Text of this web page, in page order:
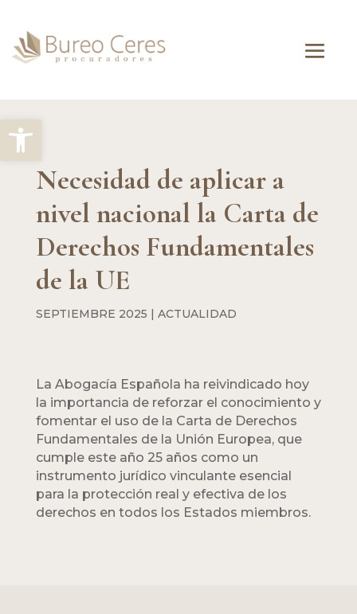
Abrir barra de herramientas
Necesidad de aplicar a
nivel nacional la Carta de
Derechos Fundamentales
de la UE
SEPTIEMBRE 2025 | ACTUALIDAD
La Abogacía Española ha reivindicado hoy
la importancia de reforzar el conocimiento y
fomentar el uso de la Carta de Derechos
Fundamentales de la Unión Europea, que
cumple este año 25 años como un
instrumento jurídico vinculante esencial
para la protección real y efectiva de los
derechos en todos los Estados miembros.